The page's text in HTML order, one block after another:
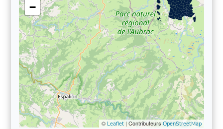
−
© Leaflet| Contributeurs OpenStreetMap